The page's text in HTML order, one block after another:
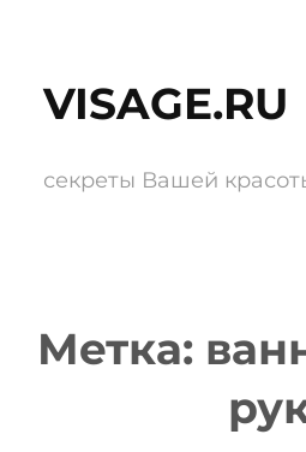
содержимому
VISAGE.RU
секреты Вашей
Метка: